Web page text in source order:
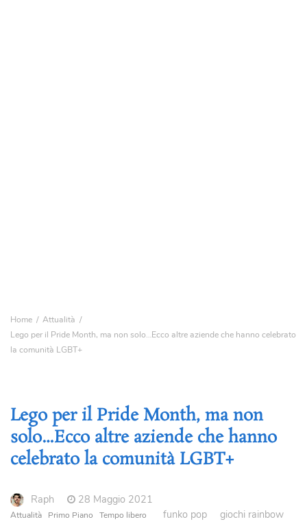
Home
Attualità
Lego per il Pride Month, ma non solo…Ecco altre aziende che hanno celebrato
la comunità LGBT+
Lego per il Pride Month, ma non
solo…Ecco altre aziende che hanno
celebrato la comunità LGBT+
Raph 28 Maggio 2021
Attualità Primo Piano Tempo libero funko pop
giochi rainbow